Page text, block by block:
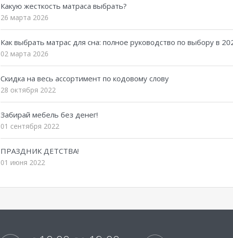
Какую жесткость матраса выбрать?
26 марта 2026
Как выбрать матрас для сна: полное руководство по выбору в
02 марта 2026
Скидка на весь ассортимент по кодовому слову
28 октября 2022
Забирай мебель без денег!
01 сентября 2022
ПРАЗДНИК ДЕТСТВА!
01 июня 2022